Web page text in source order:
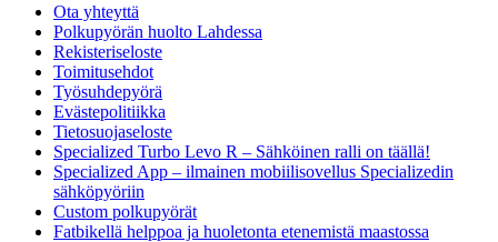
Ota yhteyttä
Polkupyörän huolto Lahdessa
Rekisteriseloste
Toimitusehdot
Työsuhdepyörä
Evästepolitiikka
Tietosuojaseloste
Specialized Turbo Levo R – Sähköinen ralli on täällä!
Specialized App – ilmainen mobiilisovellus Specializedin
sähköpyöriin
Custom polkupyörät
Fatbikellä helppoa ja huoletonta etenemistä maastossa